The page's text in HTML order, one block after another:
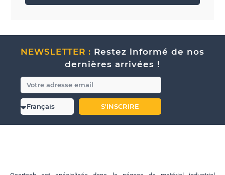
NEWSLETTER : Restez informé de nos
dernières arrivées !
S'INSCRIRE